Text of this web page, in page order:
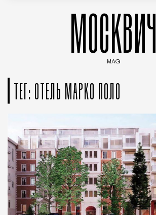
МОСКВИЧ
MAG
ТЕГ: ОТЕЛЬ МАРКО ПОЛО